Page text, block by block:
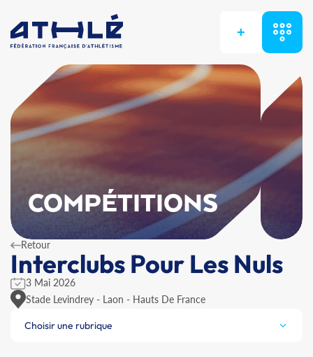
+
COMPÉTITIONS
Retour
Interclubs Pour Les Nuls
3 Mai 2026
Stade Levindrey - Laon - Hauts De France
Choisir une rubrique